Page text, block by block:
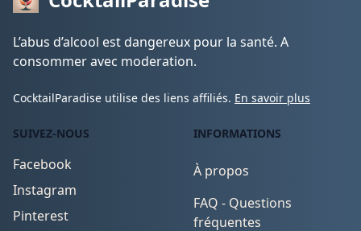
L’abus d’alcool est dangereux pour la santé. A
consommer avec moderation.
CocktailParadise utilise des liens affiliés. En savoir plus
SUIVEZ-NOUS
Facebook
Instagram
Pinterest
INFORMATIONS
À propos
FAQ - Questions
fréquentes